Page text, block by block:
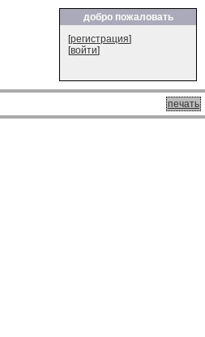
добро пожаловать
[регистрация]
[войти]
печать